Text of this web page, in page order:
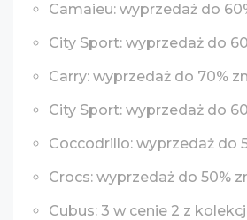
Camaieu: wyprzedaż do
City Sport: wyprzedaż do
Carry: wyprzedaż do 70%
City Sport: wyprzedaż do
Coccodrillo: wyprzedaż do
Crocs: wyprzedaż do 50%
Cubus: 3 w cenie 2 z